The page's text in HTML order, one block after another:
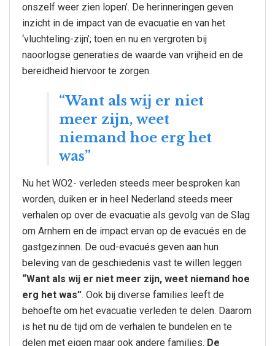
onszelf weer zien lopen’. De herinneringen geven
inzicht in de impact van de evacuatie en van het
‘vluchteling-zijn’; toen en nu en vergroten bij
naoorlogse generaties de waarde van vrijheid en de
bereidheid hiervoor te zorgen.
“Want als wij er niet
meer zijn, weet
niemand hoe erg het
was”
Nu het WO2- verleden steeds meer besproken kan
worden, duiken er in heel Nederland steeds meer
verhalen op over de evacuatie als gevolg van de Slag
om Arnhem en de impact ervan op de evacués en de
gastgezinnen. De oud-evacués geven aan hun
beleving van de geschiedenis vast te willen leggen
“Want als wij er niet meer zijn, weet niemand hoe
erg het was”. Ook bij diverse families leeft de
behoefte om het evacuatie verleden te delen. Daarom
is het nu de tijd om de verhalen te bundelen en te
delen met eigen maar ook andere families. De